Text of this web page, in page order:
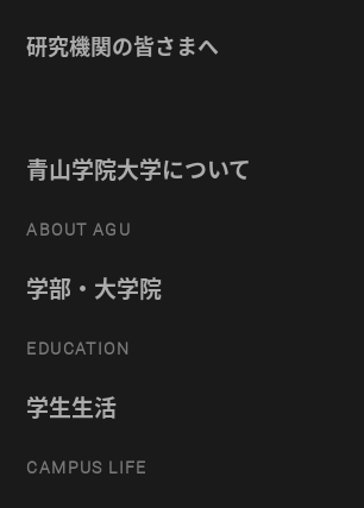
研究機関の皆さまへ
青山学院大学について
ABOUT AGU
学部・大学院
EDUCATION
学生生活
CAMPUS LIFE